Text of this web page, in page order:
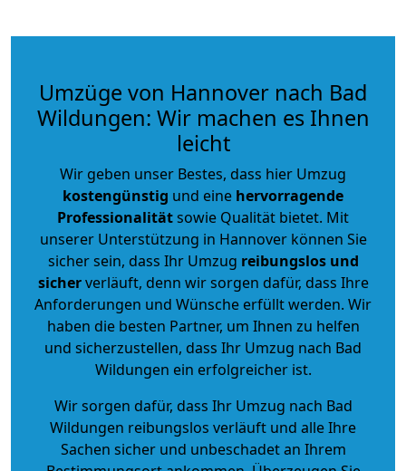
Umzüge von Hannover nach Bad
Wildungen: Wir machen es Ihnen
leicht
Wir geben unser Bestes, dass hier Umzug
kostengünstig und eine hervorragende
Professionalitätsowie Qualität bietet. Mit
unserer Unterstützung in Hannover können Sie
sicher sein, dass Ihr Umzug reibungslos und
sicherverläuft, denn wir sorgen dafür, dass Ihre
Anforderungen und Wünsche erfüllt werden. Wir
haben die besten Partner, um Ihnen zu helfen
und sicherzustellen, dass Ihr Umzug nach Bad
Wildungen ein erfolgreicher ist.
Wir sorgen dafür, dass Ihr Umzug nach Bad
Wildungen reibungslos verläuft und alle Ihre
Sachen sicher und unbeschadet an Ihrem